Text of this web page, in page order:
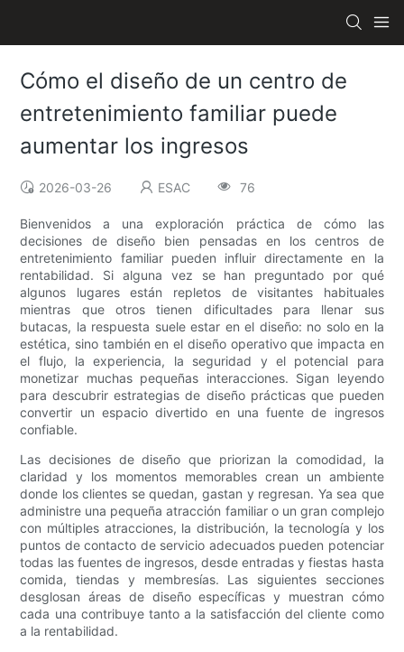
Cómo el diseño de un centro de
entretenimiento familiar puede
aumentar los ingresos
2026-03-26 ESAC 76
Bienvenidos a una exploración práctica de cómo las
decisiones de diseño bien pensadas en los centros de
entretenimiento familiar pueden influir directamente en la
rentabilidad. Si alguna vez se han preguntado por qué
algunos lugares están repletos de visitantes habituales
mientras que otros tienen dificultades para llenar sus
butacas, la respuesta suele estar en el diseño: no solo en la
estética, sino también en el diseño operativo que impacta en
el flujo, la experiencia, la seguridad y el potencial para
monetizar muchas pequeñas interacciones. Sigan leyendo
para descubrir estrategias de diseño prácticas que pueden
convertir un espacio divertido en una fuente de ingresos
confiable.
Las decisiones de diseño que priorizan la comodidad, la
claridad y los momentos memorables crean un ambiente
donde los clientes se quedan, gastan y regresan. Ya sea que
administre una pequeña atracción familiar o un gran complejo
con múltiples atracciones, la distribución, la tecnología y los
puntos de contacto de servicio adecuados pueden potenciar
todas las fuentes de ingresos, desde entradas y fiestas hasta
comida, tiendas y membresías. Las siguientes secciones
desglosan áreas de diseño específicas y muestran cómo
cada una contribuye tanto a la satisfacción del cliente como
a la rentabilidad.